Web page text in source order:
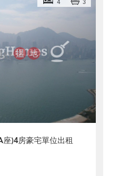
)4房豪宅單位出租
4 3